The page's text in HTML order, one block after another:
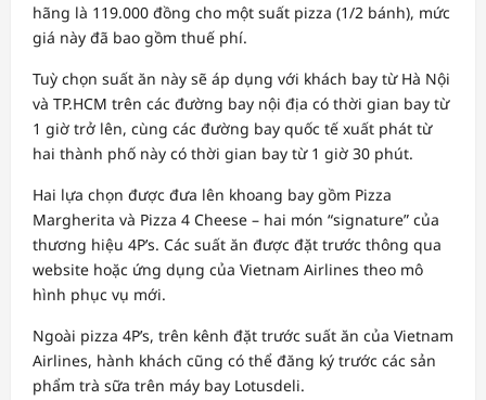
hãng là 119.000 đồng cho một suất pizza (1/2 bánh), mức
giá này đã bao gồm thuế phí.
Tuỳ chọn suất ăn này sẽ áp dụng với khách bay từ Hà Nội
và TP.HCM trên các đường bay nội địa có thời gian bay từ
1 giờ trở lên, cùng các đường bay quốc tế xuất phát từ
hai thành phố này có thời gian bay từ 1 giờ 30 phút.
Hai lựa chọn được đưa lên khoang bay gồm Pizza
Margherita và Pizza 4 Cheese – hai món “signature” của
thương hiệu 4P’s. Các suất ăn được đặt trước thông qua
website hoặc ứng dụng của Vietnam Airlines theo mô
hình phục vụ mới.
Ngoài pizza 4P’s, trên kênh đặt trước suất ăn của Vietnam
Airlines, hành khách cũng có thể đăng ký trước các sản
phẩm trà sữa trên máy bay Lotusdeli.